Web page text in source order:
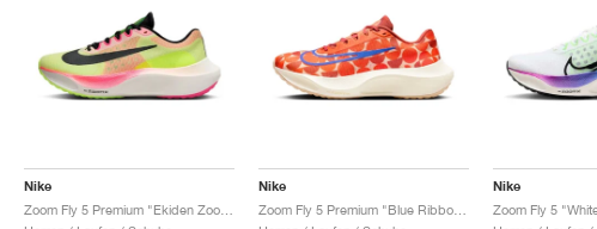
Nike Nike
Zoom Fly 5 Premium "Blue Ribbon Sports"
Nike
Zoom Fly 5